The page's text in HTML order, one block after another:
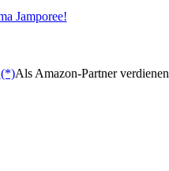
(*)Als Amazon-Partner verdienen